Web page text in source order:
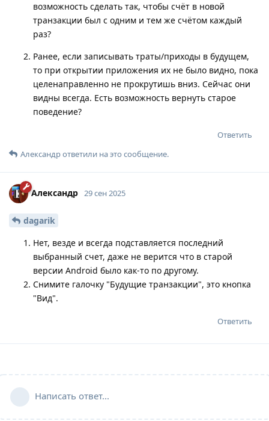
возможность сделать так, чтобы счёт в новой
транзакции был с одним и тем же счётом каждый
раз?
Ранее, если записывать траты/приходы в будущем,
то при открытии приложения их не было видно, пока
целенаправленно не прокрутишь вниз. Сейчас они
видны всегда. Есть возможность вернуть старое
поведение?
Ответить
Александрответили на это сообщение.
Александр 29 сен 2025
dagarik
Нет, везде и всегда подставляется последний
выбранный счет, даже не верится что в старой
версии Android было как-то по другому.
Снимите галочку "Будущие транзакции", это кнопка
"Вид".
Ответить
Написать ответ...